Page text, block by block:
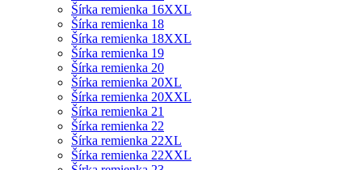
Šírka remienka 16XXL
Šírka remienka 18
Šírka remienka 18XXL
Šírka remienka 19
Šírka remienka 20
Šírka remienka 20XL
Šírka remienka 20XXL
Šírka remienka 21
Šírka remienka 22
Šírka remienka 22XL
Šírka remienka 22XXL